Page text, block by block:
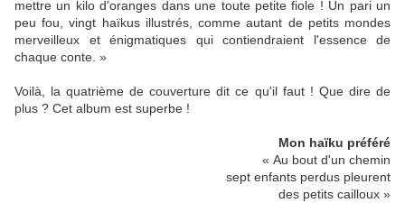
mettre un kilo d'oranges dans une toute petite fiole ! Un pari un
peu fou, vingt haïkus illustrés, comme autant de petits mondes
merveilleux et énigmatiques qui contiendraient l'essence de
chaque conte. »
Voilà, la quatrième de couverture dit ce qu'il faut ! Que dire de
plus ? Cet album est superbe !
Mon haïku préféré
« Au bout d'un chemin
sept enfants perdus pleurent
des petits cailloux »